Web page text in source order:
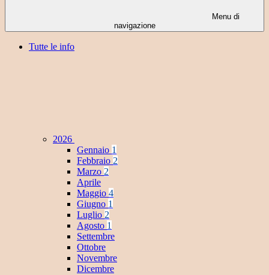
Menu di
navigazione
Tutte le info
2026
Gennaio 1
Febbraio 2
Marzo 2
Aprile
Maggio 4
Giugno 1
Luglio 2
Agosto 1
Settembre
Ottobre
Novembre
Dicembre